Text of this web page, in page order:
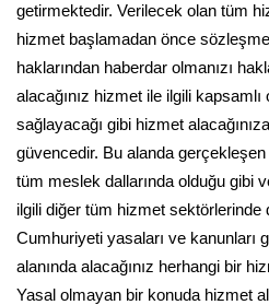
getirmektedir. Verilecek olan tüm
hizmet başlamadan önce
haklarından haberdar olmanızı
alacağınız hizmet ile ilgili kapsamlı
sağlayacağı gibi hizmet
güvencedir. Bu alanda
tüm meslek dallarında olduğu gibi
ilgili diğer tüm hizmet sektörlerinde
Cumhuriyeti yasaları ve kanunları
alanında alacağınız herhangi bir
Yasal olmayan bir konuda hizmet